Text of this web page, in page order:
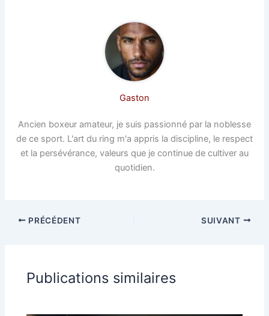
Gaston
Ancien boxeur amateur, je suis passionné par la noblesse
de ce sport. L'art du ring m'a appris la discipline, le respect
et la persévérance, valeurs que je continue de cultiver au
quotidien.
PRÉCÉDENT SUIVANT
Publications similaires